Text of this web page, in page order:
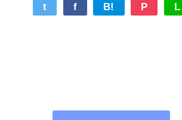
t f B! P L